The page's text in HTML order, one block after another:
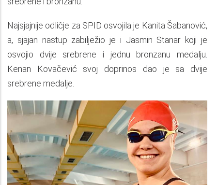
Najsjajnije odličje za SPID osvojila je Kanita Šabanović,
a, sjajan nastup zabilježio je i Jasmin Stanar koji je
osvojio dvije srebrene i jednu bronzanu medalju.
Kenan Kovačević svoj doprinos dao je sa dvije
srebrene medalje.